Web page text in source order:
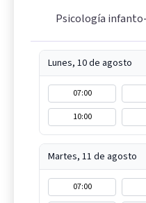
Psicología
Lunes, 10 de agosto
07:00
10:00
Martes, 11 de agosto
07:00